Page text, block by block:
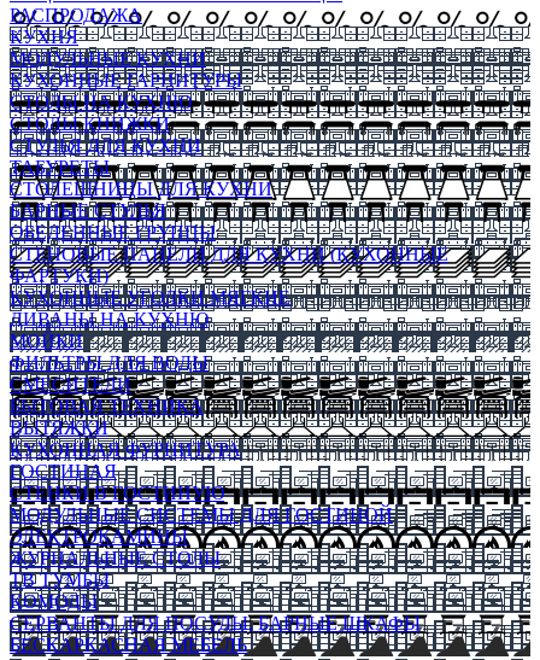
РАСПРОДАЖА
КУХНЯ
МОДУЛЬНЫЕ КУХНИ
КУХОННЫЕ ГАРНИТУРЫ
СТОЛЫ НА КУХНЮ
СТОЛЫ КНИЖКИ
СТУЛЬЯ ДЛЯ КУХНИ
ТАБУРЕТЫ
СТОЛЕШНИЦЫ ДЛЯ КУХНИ
БАРНЫЕ СТУЛЬЯ
ОБЕДЕННЫЕ ГРУППЫ
СТЕНОВЫЕ ПАНЕЛИ ДЛЯ КУХНИ (КУХОННЫЕ
ФАРТУКИ)
КУХОННЫЕ УГОЛКИ МЯГКИЕ
ДИВАНЫ НА КУХНЮ
МОЙКИ
ФИЛЬТРЫ ДЛЯ ВОДЫ
СМЕСИТЕЛИ
БЫТОВАЯ ТЕХНИКА
ВЫТЯЖКИ
КУХОННАЯ ФУРНИТУРА
ГОСТИНАЯ
СТЕНКИ В ГОСТИНУЮ
МОДУЛЬНЫЕ СИСТЕМЫ ДЛЯ ГОСТИНОЙ
ЭЛЕКТРОКАМИНЫ
ЖУРНАЛЬНЫЕ СТОЛЫ
ТВ ТУМБЫ
КОМОДЫ
СЕРВАНТЫ ДЛЯ ПОСУДЫ, БАРНЫЕ ШКАФЫ
БЕСКАРКАСНАЯ МЕБЕЛЬ